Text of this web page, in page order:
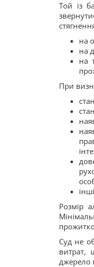
Той із
на
на
на
При
Розмір
Суд не
витрат,
джерело